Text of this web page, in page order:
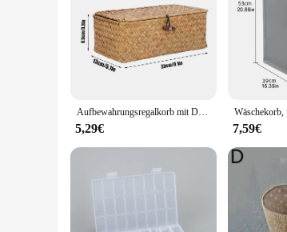
Aufbewahrungsregalkorb mit Deckel, rechteckig, handgefertigt, Seegras, Rattan, gewebt, Make-up-Organizer, Mehrzweckbehälter, natürliche Box für
5,29€ 7,59€